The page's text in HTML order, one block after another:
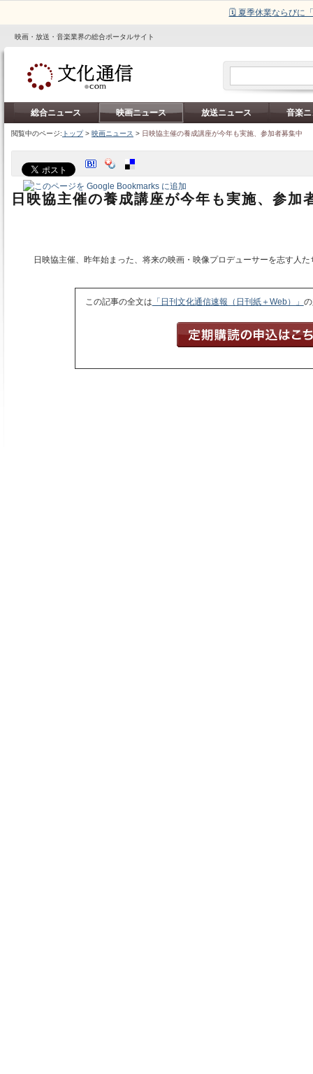
🗓️ 夏季休業ならびに
映画・放送・音楽業界の総合ポータルサイト
総合ニュース 映画ニュース 放送ニュース 音楽
閲覧中のページ: トップ> 映画ニュース > 日映協主催の養成講座が今年も実施、参加者募集中
日映協主催の養成講座が今年も実施、参加
日映協主催、昨年始まった、将来の映画・映像プロデューサーを志す人
この記事の全文は 「日刊文化通信速報（日刊紙＋Web）」